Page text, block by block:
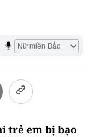
trẻ em bị bạo